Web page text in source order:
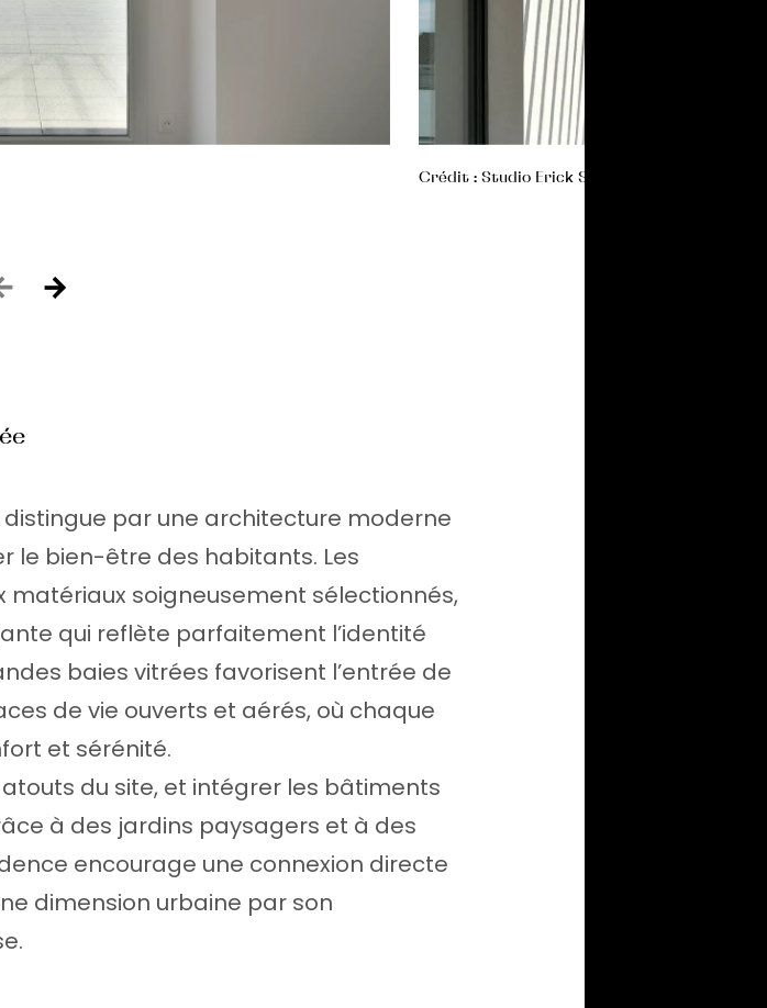
Crédit : Studio Erick Saillet
par une architecture moderne
le bien-être des habitants. Les
matériaux soigneusement sélectionnés,
qui reflète parfaitement l’identité
baies vitrées favorisent l’entrée de
de vie ouverts et aérés, où chaque
et sérénité.
du site, et intégrer les bâtiments
à des jardins paysagers et à des
encourage une connexion directe
dimension urbaine par son